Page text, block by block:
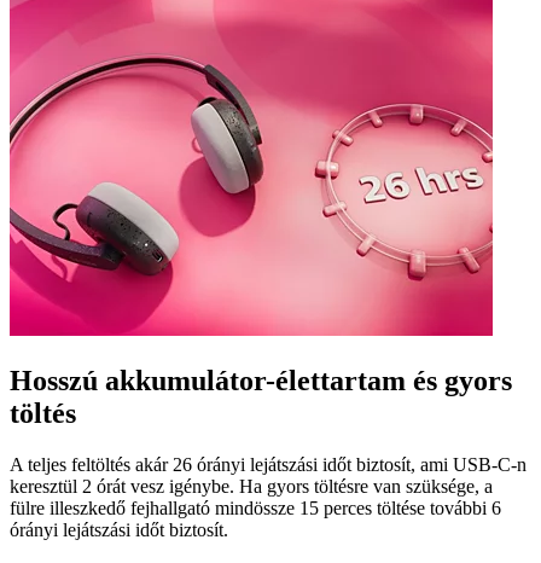
Hosszú akkumulátor-élettartam és gyors
töltés
A teljes feltöltés akár 26 órányi lejátszási időt biztosít, ami USB-C-n
keresztül 2 órát vesz igénybe. Ha gyors töltésre van szüksége, a
fülre illeszkedő fejhallgató mindössze 15 perces töltése további 6
órányi lejátszási időt biztosít.